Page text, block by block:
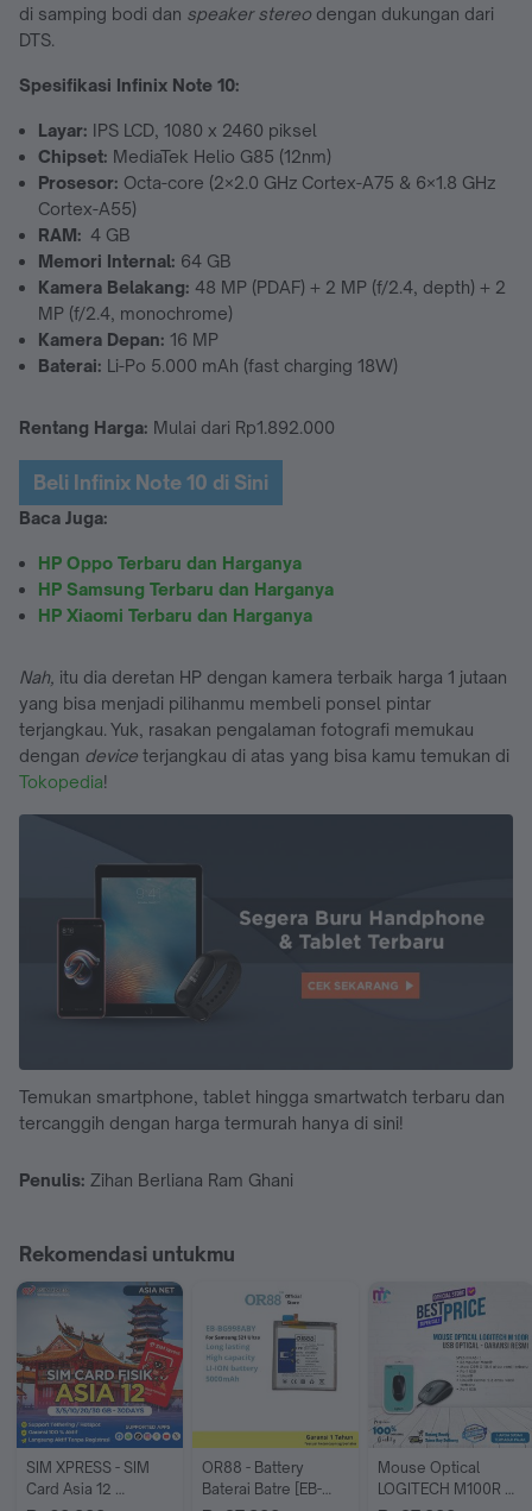
di samping bodi dan speaker stereo dengan dukungan dari
DTS.
Spesifikasi Infinix Note 10:
Layar: IPS LCD, 1080 x 2460 piksel
Chipset: MediaTek Helio G85 (12nm)
Prosesor: Octa-core (2×2.0 GHz Cortex-A75 & 6×1.8 GHz
Cortex-A55)
RAM: 4 GB
Memori Internal: 64 GB
Kamera Belakang: 48 MP (PDAF) + 2 MP (f/2.4, depth) + 2
MP (f/2.4, monochrome)
Kamera Depan: 16 MP
Baterai: Li-Po 5.000 mAh (fast charging 18W)
Rentang Harga: Mulai dari Rp1.892.000
Beli Infinix Note 10 di Sini
Baca Juga:
HP Oppo Terbaru dan Harganya
HP Samsung Terbaru dan Harganya
HP Xiaomi Terbaru dan Harganya
Nah, itu dia deretan HP dengan kamera terbaik harga 1 jutaan
yang bisa menjadi pilihanmu membeli ponsel pintar
terjangkau. Yuk, rasakan pengalaman fotografi memukau
dengan device terjangkau di atas yang bisa kamu temukan di
Tokopedia!
Temukan smartphone, tablet hingga smartwatch terbaru dan
tercanggih dengan harga termurah hanya di sini!
Penulis: Zihan Berliana Ram Ghani
Rekomendasi untukmu
SIM XPRESS - SIM
Card Asia 12
OR88 - Battery
Baterai Batre [EB-
Mouse Optical
LOGITECH M100R